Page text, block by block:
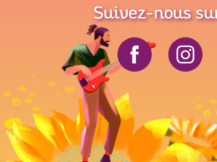
Suivez-nous